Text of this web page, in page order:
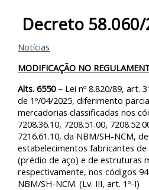
Decreto
Notícias
MODIFICAÇÃO NO
Alts. 6550 – Lei nº 8.820/89, art.
de 1º/04/2025, diferimento
mercadorias classificadas nos
7208.36.10, 7208.51.00,
7216.61.10, da NBM/SH-NCM,
estabelecimentos fabricantes
(prédio de aço) e de estruturas
respectivamente, nos códigos
NBM/SH-NCM. (Lv. III, art. 1º-I)